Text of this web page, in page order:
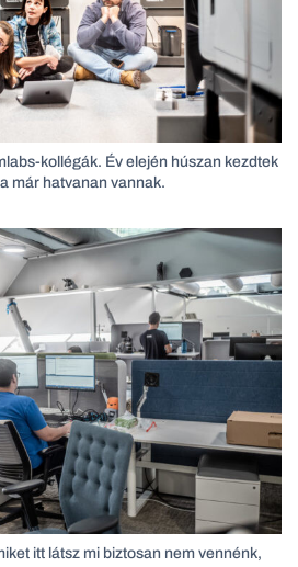
kollégák. Év elején húszan kezdtek
már hatvanan vannak.
itt látsz mi biztosan nem vennénk,